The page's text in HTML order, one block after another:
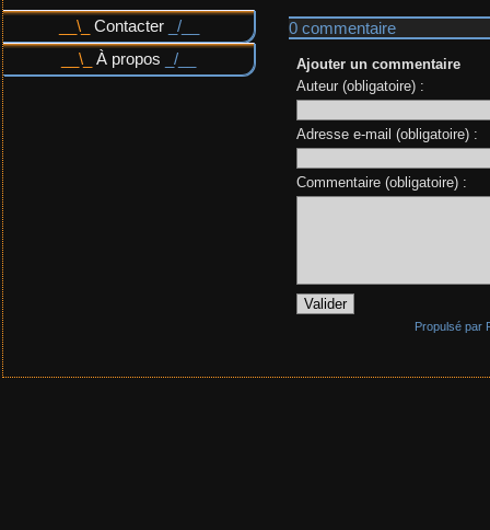
Contacter
À propos
0 commentaire
Ajouter un commentaire
Auteur (obligatoire) :
Adresse e-mail (obligatoire) :
Commentaire (obligatoire) :
Propulsé par